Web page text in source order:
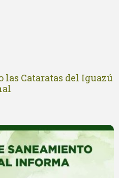
las Cataratas del Iguazú